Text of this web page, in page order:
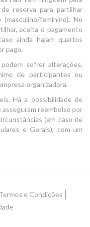
reserva para partilhar
feminino). No
aceita o pagamento
ainda hajam quartos
pago.
sofrer alterações,
de participantes ou
organizadora.
Há a possibilidade de
reembolso por
(em caso de
e Gerais), com um
e Condições